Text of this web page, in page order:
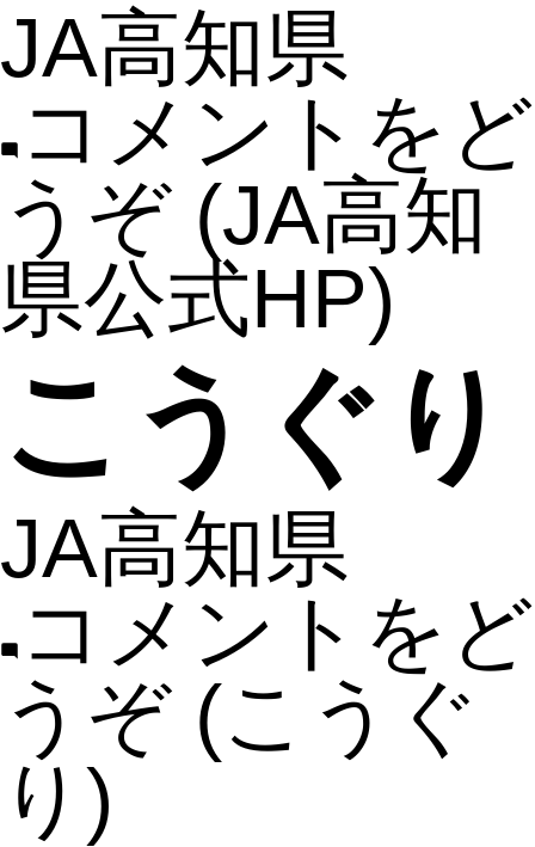
JA高知県
コメントをど
うぞ (JA高知
県公式HP)
こうぐり
JA高知県
コメントをど
うぞ (こうぐ
り)